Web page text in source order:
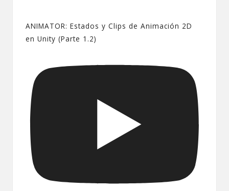
ANIMATOR: Estados y Clips de Animación 2D
en Unity (Parte 1.2)